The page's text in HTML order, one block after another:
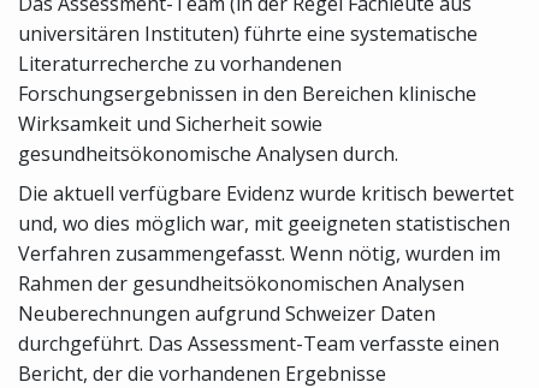
universitären Instituten) führte eine systematische
Literaturrecherche zu vorhandenen
Forschungsergebnissen in den Bereichen klinische
Wirksamkeit und Sicherheit sowie
gesundheitsökonomische Analysen durch.
Die aktuell verfügbare Evidenz wurde kritisch bewertet
und, wo dies möglich war, mit geeigneten statistischen
Verfahren zusammengefasst. Wenn nötig, wurden im
Rahmen der gesundheitsökonomischen Analysen
Neuberechnungen aufgrund Schweizer Daten
durchgeführt. Das Assessment-Team verfasste einen
Bericht, der die vorhandenen Ergebnisse